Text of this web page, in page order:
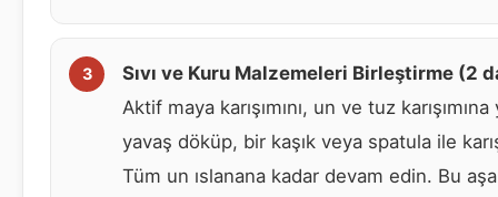
Sıvı ve Kuru Malzemeleri Birleştirme (2
Aktif maya karışımını, un ve tuz
yavaş döküp, bir kaşık veya spatula ile
Tüm un ıslanana kadar devam edin. Bu